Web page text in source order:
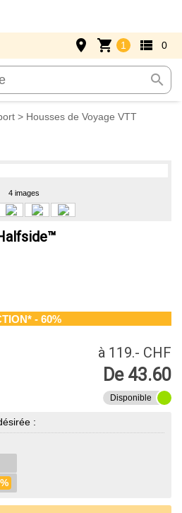
search
place shopping_cart 1 view_list 0
> Housses de Voyage VTT
4 images
- 60%
à 119.- CHF
De 43.60
Disponible
: